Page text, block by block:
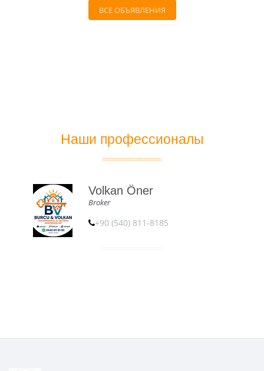
ВСЕ ОБЪЯВЛЕНИЯ
Наши профессионалы
Volkan Öner
Broker
+90 (540) 811-8185